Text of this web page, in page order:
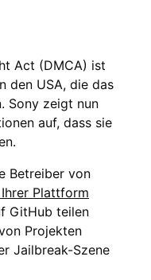
Act (DMCA) ist
den USA, die das
Sony zeigt nun
auf, dass sie
Betreiber von
Plattform
GitHub teilen
Projekten
Jailbreak-Szene